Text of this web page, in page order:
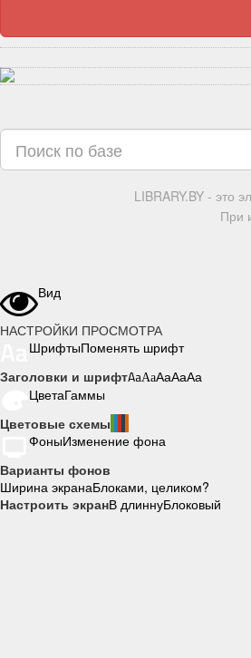
LIBRARY.BY - это
При
Вид
НАСТРОЙКИ ПРОСМОТРА
ШрифтыПоменять шрифт
Заголовки и шрифтAaAaAaAaAa
ЦветаГаммы
Цветовые схемы
ФоныИзменение фона
Варианты фонов
Ширина экранаБлоками, целиком?
Настроить экранВ длиннуБлоковый